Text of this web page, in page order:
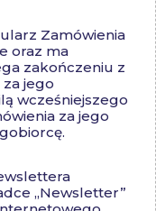
Zamówienia
oraz ma
zakończeniu z
za jego
wcześniejszego
za jego
„Newsletter”